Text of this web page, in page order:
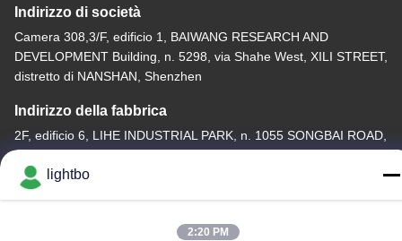
Indirizzo di società
Camera 308,3/F, edificio 1, BAIWANG RESEARCH AND
DEVELOPMENT Building, n. 5298, via Shahe West, XILI STREET,
distretto di NANSHAN, Shenzhen
Indirizzo della fabbrica
2F, edificio 6, LIHE INDUSTRIAL PARK, n. 1055 SONGBAI ROAD,
XILI, NANSHAN, SHENZHEN
Telefono
lightbo
2:20 PM